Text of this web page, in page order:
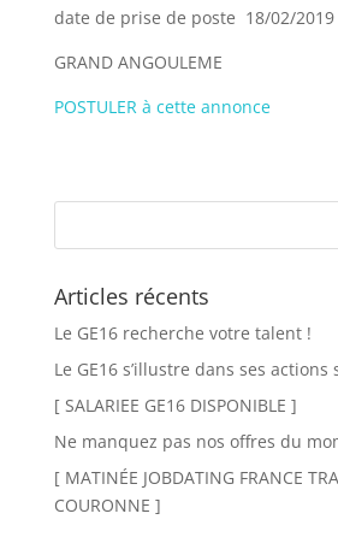
date de prise de poste 18/02/2019
GRAND ANGOULEME
POSTULER à cette annonce
Articles récents
Le GE16 recherche votre talent !
Le GE16 s’illustre dans ses actions
[ SALARIEE GE16 DISPONIBLE ]
Ne manquez pas nos offres du
[ MATINÉE JOBDATING FRANCE
COURONNE ]